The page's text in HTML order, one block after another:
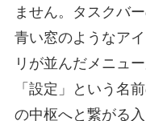
ません。タスクバ
青い窓のようなア
リが並んだメニュ
「設定」という名
の中枢へと繋がる入